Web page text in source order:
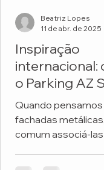
Inspiração
internacional:
o Parking AZ
Lucas
metal e
em
premiada
Quando
fachadas
comum associá-las
ou exclusivamente
Beatriz Lopes
11 de abr. de 2025